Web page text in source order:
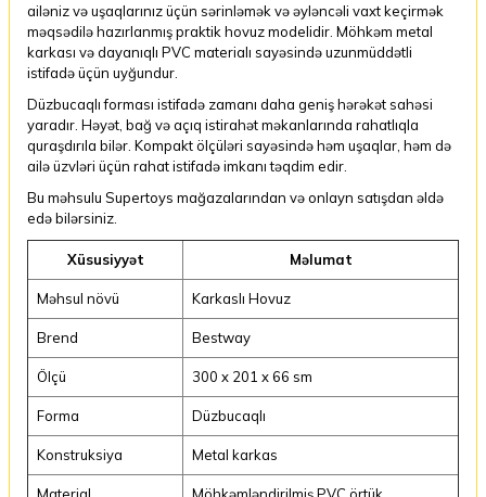
ailəniz və uşaqlarınız üçün sərinləmək və əyləncəli vaxt keçirmək
məqsədilə hazırlanmış praktik hovuz modelidir. Möhkəm metal
karkası və dayanıqlı PVC materialı sayəsində uzunmüddətli
istifadə üçün uyğundur.
Düzbucaqlı forması istifadə zamanı daha geniş hərəkət sahəsi
yaradır. Həyət, bağ və açıq istirahət məkanlarında rahatlıqla
quraşdırıla bilər. Kompakt ölçüləri sayəsində həm uşaqlar, həm də
ailə üzvləri üçün rahat istifadə imkanı təqdim edir.
Bu məhsulu Supertoys mağazalarından və onlayn satışdan əldə
edə bilərsiniz.
Xüsusiyyət Məlumat
Məhsul növü Karkaslı Hovuz
Brend Bestway
Ölçü 300 x 201 x 66 sm
Forma Düzbucaqlı
Konstruksiya Metal karkas
Material Möhkəmləndirilmiş PVC örtük